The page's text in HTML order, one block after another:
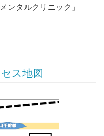
ンタルクリニック」
ス地図